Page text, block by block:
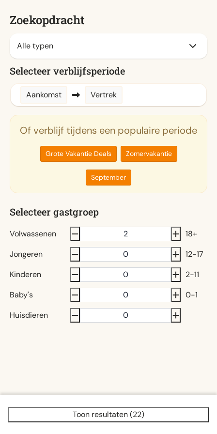
Zoekopdracht
Selecteer verblijfsperiode
Aankomst Vertrek
Of verblijf tijdens een populaire periode
Grote Vakantie Deals Zomervakantie
September
Selecteer gastgroep
Volwassenen
18+
Jongeren
12-17
Kinderen
2-11
Baby's
0-1
Huisdieren
Toon resultaten (22)